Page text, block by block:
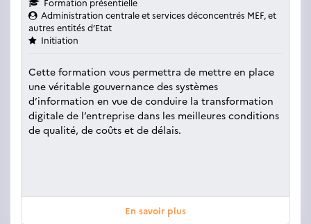
Formation présentielle
Administration centrale et services déconcentrés MEF, et
autres entités d’Etat
Initiation
Cette formation vous permettra de mettre en place
une véritable gouvernance des systèmes
d’information en vue de conduire la transformation
digitale de l’entreprise dans les meilleures conditions
de qualité, de coûts et de délais.
En savoir plus